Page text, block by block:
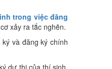
trong việc đăng
xảy ra tắc nghẽn.
và đăng ký chính
dự thi của thí sinh.